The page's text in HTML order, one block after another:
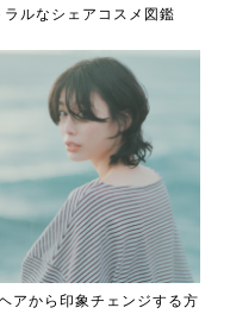
ラルなシェアコスメ図鑑
アから印象チェンジする方